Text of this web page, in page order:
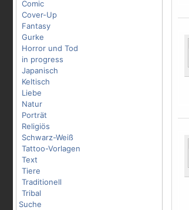
Comic
Cover-Up
Fantasy
Gurke
Horror und Tod
in progress
Japanisch
Keltisch
Liebe
Natur
Porträt
Religiös
Schwarz-Weiß
Tattoo-Vorlagen
Text
Tiere
Traditionell
Tribal
Suche